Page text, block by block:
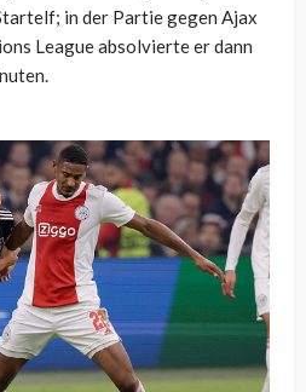
in der Partie gegen Ajax
League absolvierte er dann